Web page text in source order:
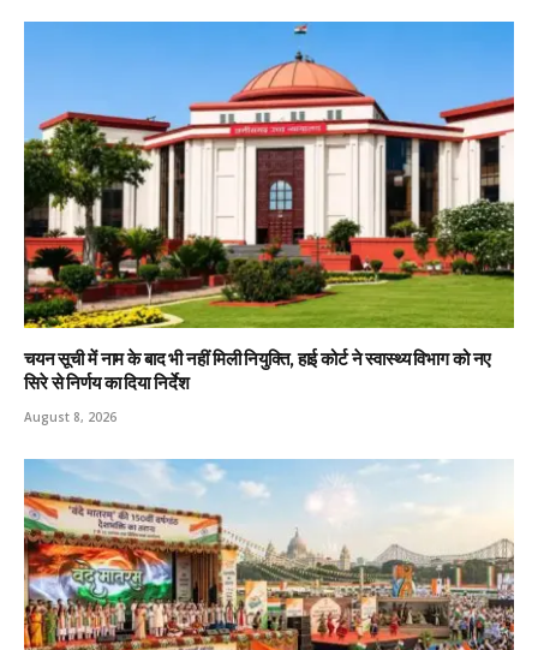
चयन सूची में नाम के बाद भी नहीं मिली नियुक्ति, हाई कोर्ट ने स्वास्थ्य विभाग को नए
सिरे से निर्णय का दिया निर्देश
August 8, 2026